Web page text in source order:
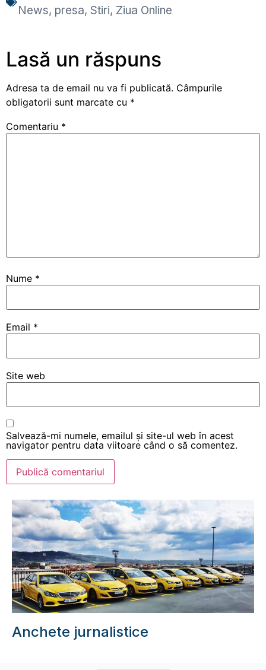
News, presa, Stiri, Ziua Online
Lasă un răspuns
Adresa ta de email nu va fi publicată. Câmpurile
obligatorii sunt marcate cu *
Comentariu *
Nume *
Email *
Site web
Salvează-mi numele, emailul și site-ul web în acest
navigator pentru data viitoare când o să comentez.
Anchete jurnalistice